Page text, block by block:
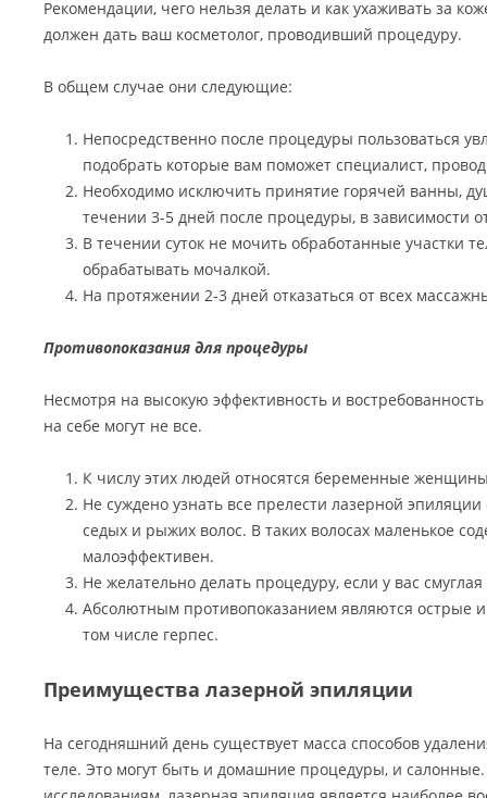
Рекомендации, чего нельзя делать и как ухаживать за
должен дать ваш косметолог, проводивший процедуру.
В общем случае они следующие:
Непосредственно после процедуры пользоваться
подобрать которые вам поможет специалист,
Необходимо исключить принятие горячей ванны,
течении 3-5 дней после процедуры, в зависимости
В течении суток не мочить обработанные участки
обрабатывать мочалкой.
На протяжении 2-3 дней отказаться от всех
Противопоказания для процедуры
Несмотря на высокую эффективность и
на себе могут не все.
К числу этих людей относятся беременные
Не суждено узнать все прелести лазерной
седых и рыжих волос. В таких волосах маленькое
малоэффективен.
Не желательно делать процедуру, если у вас
Абсолютным противопоказанием являются острые
том числе герпес.
Преимущества лазерной эпиляции
На сегодняшний день существует масса способов
теле. Это могут быть и домашние процедуры, и салонные.